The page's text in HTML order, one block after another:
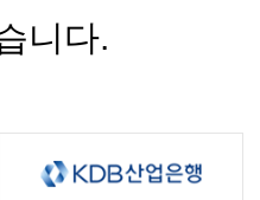
니다.